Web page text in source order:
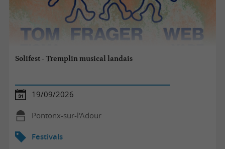
Solifest - Tremplin musical landais
19/09/2026
Pontonx-sur-l'Adour
Festivals